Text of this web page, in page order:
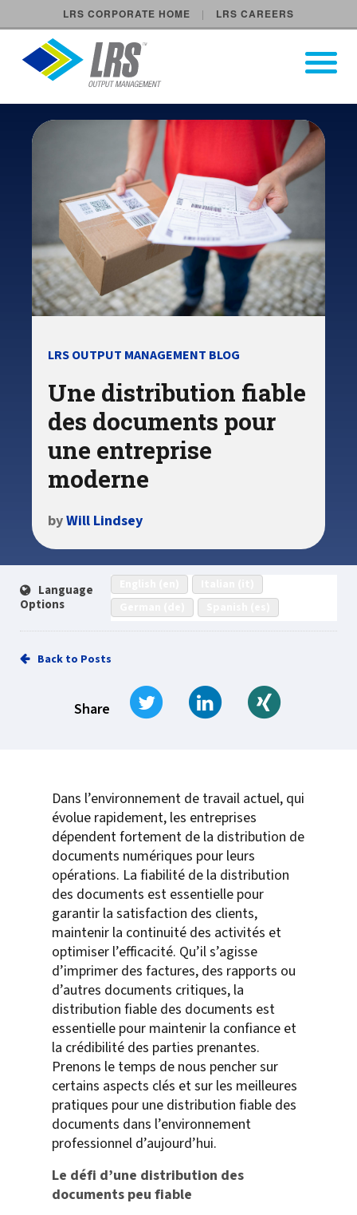
LRS CORPORATE HOME LRS CAREERS
LRS Output Management
Main Navigation
Open
LRS OUTPUT MANAGEMENT BLOG
Une distribution fiable
des documents pour
une entreprise
moderne
byWill Lindsey
Language
Options
Back to Posts
Share
Tweet Share on LinkedIn
Dans l’environnement de travail actuel, qui
évolue rapidement, les entreprises
dépendent fortement de la distribution de
documents numériques pour leurs
opérations. La fiabilité de la distribution
des documents est essentielle pour
garantir la satisfaction des clients,
maintenir la continuité des activités et
optimiser l’efficacité. Qu’il s’agisse
d’imprimer des factures, des rapports ou
d’autres documents critiques, la
distribution fiable des documents est
essentielle pour maintenir la confiance et
la crédibilité des parties prenantes.
Prenons le temps de nous pencher sur
certains aspects clés et sur les meilleures
pratiques pour une distribution fiable des
documents dans l’environnement
professionnel d’aujourd’hui.
Le défi d’une distribution des
documents peu fiable